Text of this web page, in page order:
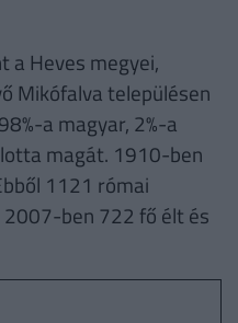
a Heves megyei,
Mikófalva településen
a magyar, 2%-a
magát. 1910-ben
1121 római
ben 722 fő élt és